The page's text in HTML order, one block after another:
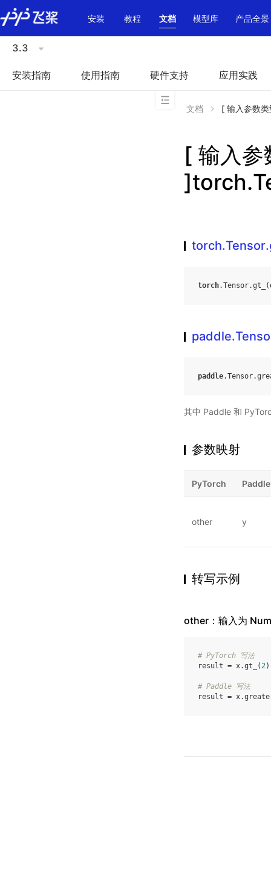
\u200E
安装
教程 文档 模型库 产品全景
3.3
安装指南 使用指南 硬件支持 应用实践
文档 [ 输入参数
[ 输入参
torch.Tensor.gt_ (
paddle.Tensor.
其中 Paddle 和
参数映射
PyTorch
other y
转写示例
other：输入为
# PyTorch 写法
result = x.gt_ (2)
# Paddle 写法
result = x.